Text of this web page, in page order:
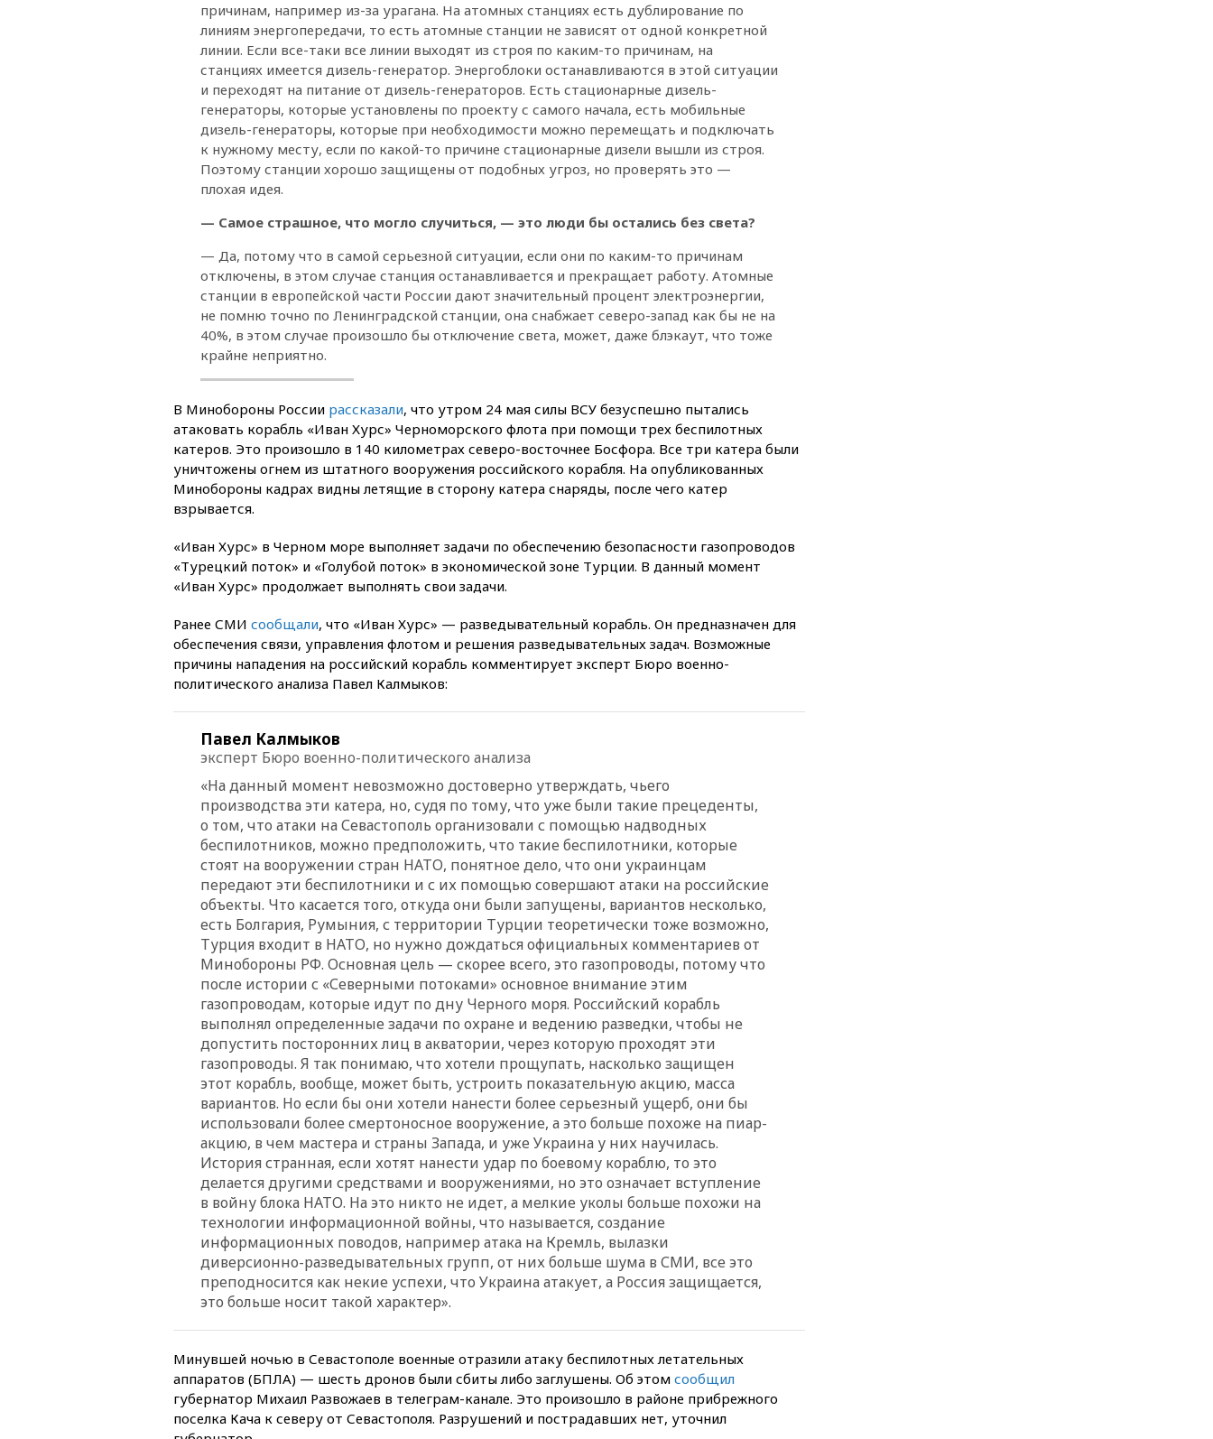
13:11Путин обсудил с
президентом ОАЭ ситуацию в
Персидском заливе и на
Украине
13:09 Суд обязал москвичку
выселить из квартиры
животных
12:51Россия планирует
запустить групповые
кофе из России достиг
рекордных показателей
12:30
Российские войска
взяли под контроль село
Анискино в Харьковской
ограничения на доступ детей
в соцсети
11:58Резаи: Иран не допустит
открытия второго маршрута в
Ормузском проливе
громких взрывах
11:41
ТПП предлагает
пострадавших от атак БПЛА
продавцов
11:38 Шадаев исключил
11:19Россия рассчитывает
заключить безвизовые
соглашения с Индонезией и
Малайзией
11:04 «Ведомости»: на партию
«Яблоко» ополчились
конкуренты
10:59Торговые центры и кафе
в России могут обязать
раздавать питьевую воду
бесплатно
10:41Бывшая глава брокера
Mind Money Юлия Хандошко
признала свою вину
10:41Пашинян: Армения
понимает невозможность
одновременного членства в
ЕС и ЕАЭС
10:21ФСБ задержала более
20 сотрудников пунктов
обмена криптовалюты в
«Москве-Сити»
10:13 Минтранс предлагает
тратить средства дорожных
фондов на защиту трасс от
БПЛА
нефтяным терминалам в
09:49 WSJ: Трамп «сходит с
ума» из-за сообщений в СМИ
об истощении боеприпасов у
США
причинам, например из-за урагана. На атомных станциях есть дублирование по
линиям энергопередачи, то есть атомные станции не зависят от одной конкретной
линии. Если все-таки все линии выходят из строя по каким-то причинам, на
станциях имеется дизель-генератор. Энергоблоки останавливаются в этой ситуации
и переходят на питание от дизель-генераторов. Есть стационарные дизель-
генераторы, которые установлены по проекту с самого начала, есть мобильные
дизель-генераторы, которые при необходимости можно перемещать и подключать
к нужному месту, если по какой-то причине стационарные дизели вышли из строя.
Поэтому станции хорошо защищены от подобных угроз, но проверять это —
плохая идея.
— Самое страшное, что могло случиться, — это люди бы остались без света?
— Да, потому что в самой серьезной ситуации, если они по каким-то причинам
отключены, в этом случае станция останавливается и прекращает работу. Атомные
станции в европейской части России дают значительный процент электроэнергии,
не помню точно по Ленинградской станции, она снабжает северо-запад как бы не на
40%, в этом случае произошло бы отключение света, может, даже блэкаут, что тоже
крайне неприятно.
В Минобороны России рассказали, что утром 24 мая силы ВСУ безуспешно пытались
атаковать корабль «Иван Хурс» Черноморского флота при помощи трех беспилотных
катеров. Это произошло в 140 километрах северо-восточнее Босфора. Все три катера были
уничтожены огнем из штатного вооружения российского корабля. На опубликованных
Минобороны кадрах видны летящие в сторону катера снаряды, после чего катер
взрывается.
«Иван Хурс» в Черном море выполняет задачи по обеспечению безопасности газопроводов
«Турецкий поток» и «Голубой поток» в экономической зоне Турции. В данный момент
«Иван Хурс» продолжает выполнять свои задачи.
Ранее СМИ сообщали, что «Иван Хурс» — разведывательный корабль. Он предназначен для
обеспечения связи, управления флотом и решения разведывательных задач. Возможные
причины нападения на российский корабль комментирует эксперт Бюро военно-
политического анализа Павел Калмыков:
Павел Калмыков
эксперт Бюро военно-политического анализа
«На данный момент невозможно достоверно утверждать, чьего
производства эти катера, но, судя по тому, что уже были такие прецеденты,
о том, что атаки на Севастополь организовали с помощью надводных
беспилотников, можно предположить, что такие беспилотники, которые
стоят на вооружении стран НАТО, понятное дело, что они украинцам
передают эти беспилотники и с их помощью совершают атаки на российские
объекты. Что касается того, откуда они были запущены, вариантов несколько,
есть Болгария, Румыния, с территории Турции теоретически тоже возможно,
Турция входит в НАТО, но нужно дождаться официальных комментариев от
Минобороны РФ. Основная цель — скорее всего, это газопроводы, потому что
после истории с «Северными потоками» основное внимание этим
газопроводам, которые идут по дну Черного моря. Российский корабль
выполнял определенные задачи по охране и ведению разведки, чтобы не
допустить посторонних лиц в акватории, через которую проходят эти
газопроводы. Я так понимаю, что хотели прощупать, насколько защищен
этот корабль, вообще, может быть, устроить показательную акцию, масса
вариантов. Но если бы они хотели нанести более серьезный ущерб, они бы
использовали более смертоносное вооружение, а это больше похоже на пиар-
акцию, в чем мастера и страны Запада, и уже Украина у них научилась.
История странная, если хотят нанести удар по боевому кораблю, то это
делается другими средствами и вооружениями, но это означает вступление
в войну блока НАТО. На это никто не идет, а мелкие уколы больше похожи на
технологии информационной войны, что называется, создание
информационных поводов, например атака на Кремль, вылазки
диверсионно-разведывательных групп, от них больше шума в СМИ, все это
преподносится как некие успехи, что Украина атакует, а Россия защищается,
это больше носит такой характер».
Минувшей ночью в Севастополе военные отразили атаку беспилотных летательных
аппаратов (БПЛА) — шесть дронов были сбиты либо заглушены. Об этом сообщил
губернатор Михаил Развожаев в телеграм-канале. Это произошло в районе прибрежного
поселка Кача к северу от Севастополя. Разрушений и пострадавших нет, уточнил